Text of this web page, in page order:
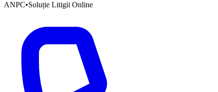
ANPC•Soluție Litigii Online